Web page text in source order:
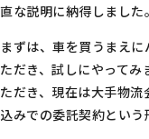
直な説明に納得しました。
まずは、車を買うまえ
ただき、試しにやって
ただき、現在は大手物
込みでの委託契約という